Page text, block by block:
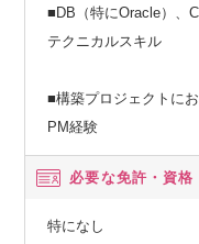
■DB（特にOracle）、
テクニカルスキル
■構築プロジェクトに
PM経験
必要な免許・資格
特になし